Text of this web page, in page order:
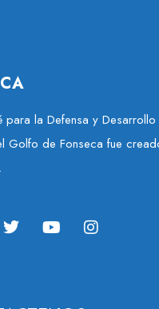
para la Defensa y
Golfo de Fonseca fue